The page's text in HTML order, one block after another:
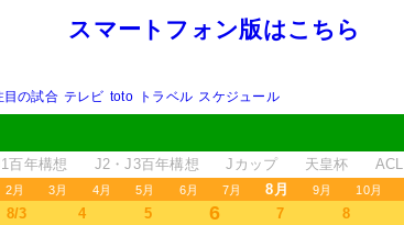
スマートフォン版はこちら
目の試合 テレビ toto トラベル スケジュール
百年構想 J2・J3百年構想 Jカップ 天皇杯 ACL
2月 3月 4月 5月 6月 7月 8月 9月 10月
8/3 4 5 6 7 8